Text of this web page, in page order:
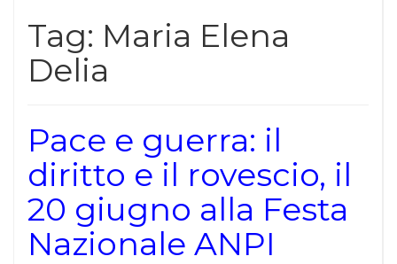
Tag: Maria Elena
Delia
Pace e guerra: il
diritto e il rovescio, il
20 giugno alla Festa
Nazionale ANPI